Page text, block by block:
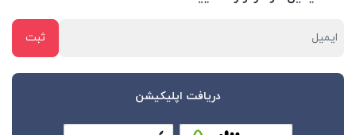
دریافت اپلیکیشن